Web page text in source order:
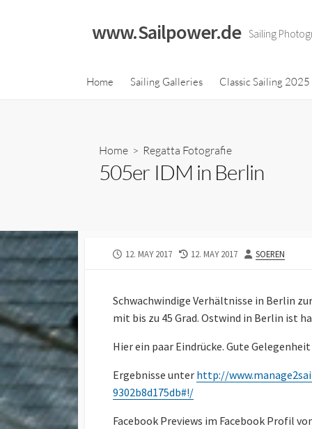
www.Sailpower.de Sailing
Home Sailing Galleries Classic Sailing
Classic Sailing 2023
Classic Sailing 2019
Calendar
Home > Regatta Fotografie
505er IDM in Berlin
PUBLISHED
12. MAY 2017
LAST
12. MAY 2017 AUTHOR
SOEREN
Schwachwindige Verhältnisse in Berlin
mit bis zu 45 Grad. Ostwind in Berlin ist
Hier ein paar Eindrücke. Gute
Ergebnisse unter http://
9302b8d175db#!/
Facebook Previews im Facebook Profil